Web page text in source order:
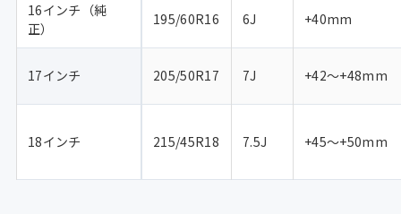
16インチ（純
正）
195/60R16 6J +40mm
17インチ 205/50R17 7J +42〜+48mm
18インチ 215/45R18 7.5J +45〜+50mm